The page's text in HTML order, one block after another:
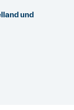
und